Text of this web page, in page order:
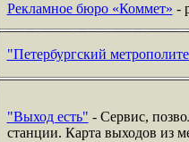
Pекламное бюро «Коммет» -
"Петербургский
"Выход есть" - Сервис,
станции. Карта выходов из